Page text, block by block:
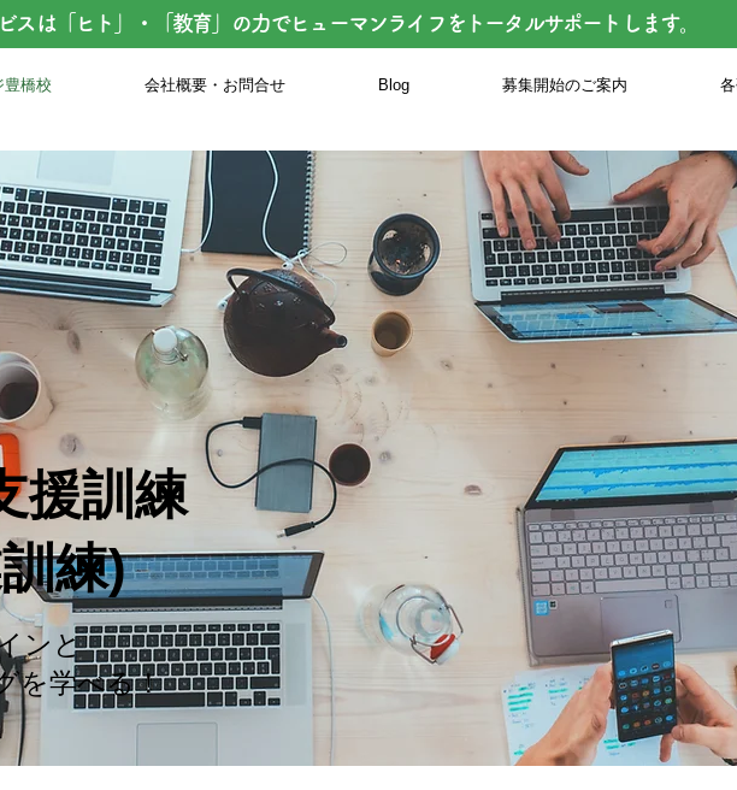
スは「ヒト」・「教育」の力でヒューマンライフをトータルサポートします。
豊橋校 会社概要・お問合せ Blog 募集開始のご案内
援訓練
練)
ンと
を学べる！